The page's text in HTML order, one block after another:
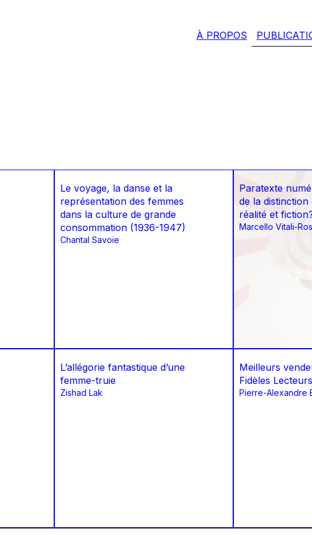
À PROPOS
Le voyage, la danse et la
représentation des femmes
dans la culture de grande
consommation (1936-1947)
Chantal Savoie
Paratexte
de la distinction
réalité et
Marcello Vitali-
L’allégorie fantastique d’une
femme-truie
Zishad Lak
Meilleurs
Fidèles Lecteurs
Pierre-Alexandre